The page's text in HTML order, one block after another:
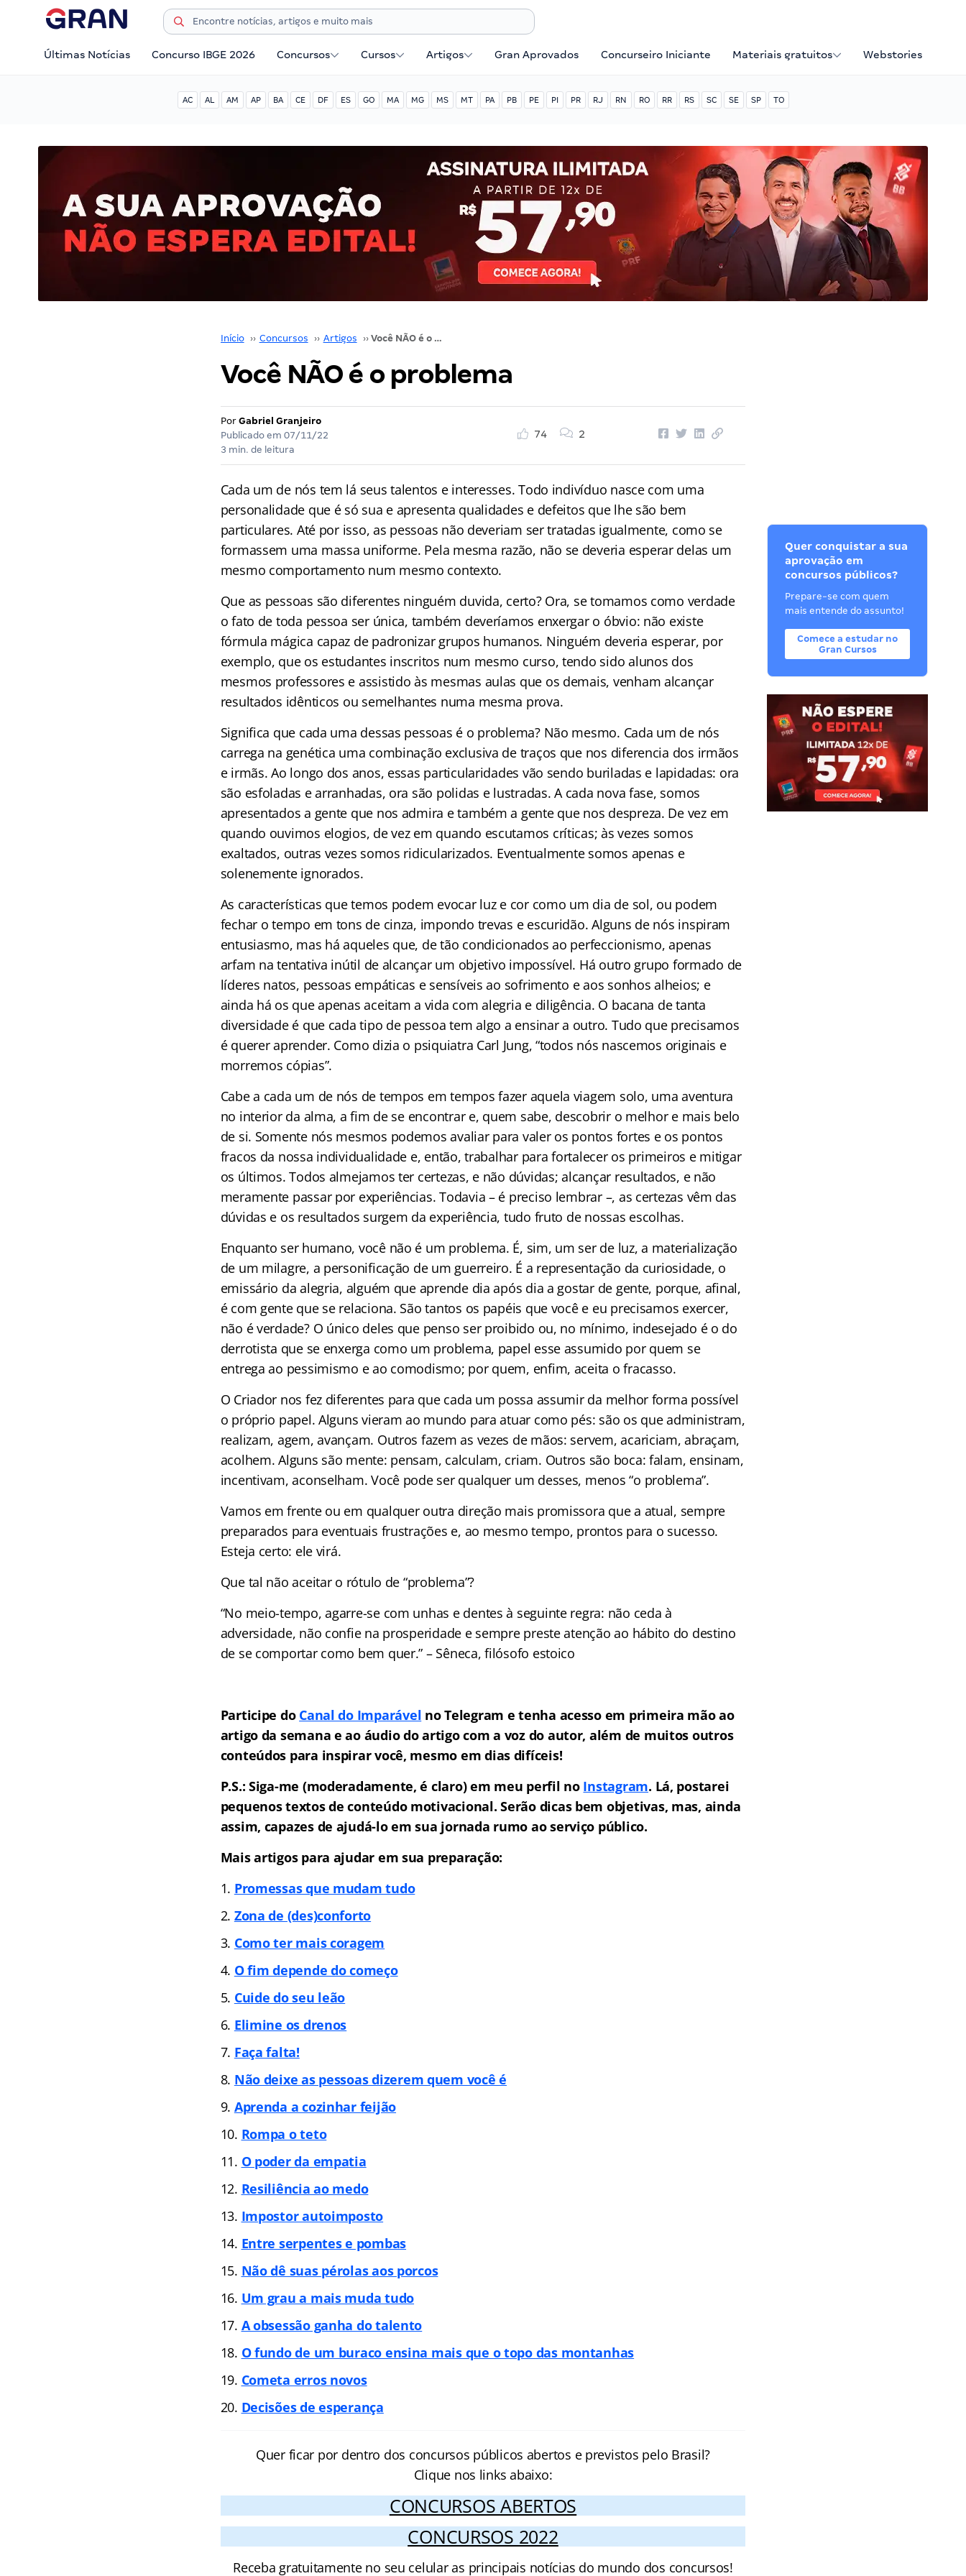
Últimas Notícias Concurso IBGE 2026 Concursos Cursos Artigos Gran Aprovados Concurseiro Iniciante Materiais gratuitos Webstories
AC AL AM AP BA CE DF ES GO MA MG MS MT PA PB PE PI PR RJ RN RO RR RS SC SE SP TO
Início ›› Concursos ›› Artigos ›› Você NÃO é o problema
Você NÃO é o problema
Por Gabriel Granjeiro
Publicado em 07/11/22
3 min. de leitura
74 2
Cada um de nós tem lá seus talentos e interesses. Todo indivíduo nasce com uma
personalidade que é só sua e apresenta qualidades e defeitos que lhe são bem
particulares. Até por isso, as pessoas não deveriam ser tratadas igualmente, como se
formassem uma massa uniforme. Pela mesma razão, não se deveria esperar delas um
mesmo comportamento num mesmo contexto.
Que as pessoas são diferentes ninguém duvida, certo? Ora, se tomamos como verdade
o fato de toda pessoa ser única, também deveríamos enxergar o óbvio: não existe
fórmula mágica capaz de padronizar grupos humanos. Ninguém deveria esperar, por
exemplo, que os estudantes inscritos num mesmo curso, tendo sido alunos dos
mesmos professores e assistido às mesmas aulas que os demais, venham alcançar
resultados idênticos ou semelhantes numa mesma prova.
Significa que cada uma dessas pessoas é o problema? Não mesmo. Cada um de nós
carrega na genética uma combinação exclusiva de traços que nos diferencia dos irmãos
e irmãs. Ao longo dos anos, essas particularidades vão sendo buriladas e lapidadas: ora
são esfoladas e arranhadas, ora são polidas e lustradas. A cada nova fase, somos
apresentados a gente que nos admira e também a gente que nos despreza. De vez em
quando ouvimos elogios, de vez em quando escutamos críticas; às vezes somos
exaltados, outras vezes somos ridicularizados. Eventualmente somos apenas e
solenemente ignorados.
As características que temos podem evocar luz e cor como um dia de sol, ou podem
fechar o tempo em tons de cinza, impondo trevas e escuridão. Alguns de nós inspiram
entusiasmo, mas há aqueles que, de tão condicionados ao perfeccionismo, apenas
arfam na tentativa inútil de alcançar um objetivo impossível. Há outro grupo formado de
líderes natos, pessoas empáticas e sensíveis ao sofrimento e aos sonhos alheios; e
ainda há os que apenas aceitam a vida com alegria e diligência. O bacana de tanta
diversidade é que cada tipo de pessoa tem algo a ensinar a outro. Tudo que precisamos
é querer aprender. Como dizia o psiquiatra Carl Jung, “todos nós nascemos originais e
morremos cópias”.
Cabe a cada um de nós de tempos em tempos fazer aquela viagem solo, uma aventura
no interior da alma, a fim de se encontrar e, quem sabe, descobrir o melhor e mais belo
de si. Somente nós mesmos podemos avaliar para valer os pontos fortes e os pontos
fracos da nossa individualidade e, então, trabalhar para fortalecer os primeiros e mitigar
os últimos. Todos almejamos ter certezas, e não dúvidas; alcançar resultados, e não
meramente passar por experiências. Todavia – é preciso lembrar –, as certezas vêm das
dúvidas e os resultados surgem da experiência, tudo fruto de nossas escolhas.
Enquanto ser humano, você não é um problema. É, sim, um ser de luz, a materialização
de um milagre, a personificação de um guerreiro. É a representação da curiosidade, o
emissário da alegria, alguém que aprende dia após dia a gostar de gente, porque, afinal,
é com gente que se relaciona. São tantos os papéis que você e eu precisamos exercer,
não é verdade? O único deles que penso ser proibido ou, no mínimo, indesejado é o do
derrotista que se enxerga como um problema, papel esse assumido por quem se
entrega ao pessimismo e ao comodismo; por quem, enfim, aceita o fracasso.
O Criador nos fez diferentes para que cada um possa assumir da melhor forma possível
o próprio papel. Alguns vieram ao mundo para atuar como pés: são os que administram,
realizam, agem, avançam. Outros fazem as vezes de mãos: servem, acariciam, abraçam,
acolhem. Alguns são mente: pensam, calculam, criam. Outros são boca: falam, ensinam,
incentivam, aconselham. Você pode ser qualquer um desses, menos “o problema”.
Vamos em frente ou em qualquer outra direção mais promissora que a atual, sempre
preparados para eventuais frustrações e, ao mesmo tempo, prontos para o sucesso.
Esteja certo: ele virá.
Que tal não aceitar o rótulo de “problema”?
“No meio-tempo, agarre-se com unhas e dentes à seguinte regra: não ceda à
adversidade, não confie na prosperidade e sempre preste atenção ao hábito do destino
de se comportar como bem quer.” – Sêneca, filósofo estoico
Participe do Canal do Imparável no Telegram e tenha acesso em primeira mão ao
artigo da semana e ao áudio do artigo com a voz do autor, além de muitos outros
conteúdos para inspirar você, mesmo em dias difíceis!
P.S.: Siga-me (moderadamente, é claro) em meu perfil no Instagram. Lá, postarei
pequenos textos de conteúdo motivacional. Serão dicas bem objetivas, mas, ainda
assim, capazes de ajudá-lo em sua jornada rumo ao serviço público.
Mais artigos para ajudar em sua preparação:
Promessas que mudam tudo
Zona de (des)conforto
Como ter mais coragem
O fim depende do começo
Cuide do seu leão
Elimine os drenos
Faça falta!
Não deixe as pessoas dizerem quem você é
Aprenda a cozinhar feijão
Rompa o teto
O poder da empatia
Resiliência ao medo
Impostor autoimposto
Entre serpentes e pombas
Não dê suas pérolas aos porcos
Um grau a mais muda tudo
A obsessão ganha do talento
O fundo de um buraco ensina mais que o topo das montanhas
Cometa erros novos
Decisões de esperança
Quer ficar por dentro dos concursos públicos abertos e previstos pelo Brasil?
Clique nos links abaixo:
CONCURSOS ABERTOS
CONCURSOS 2022
Receba gratuitamente no seu celular as principais notícias do mundo dos concursos!
Quer conquistar a sua
aprovação em
concursos públicos?
Prepare-se com quem
mais entende do assunto!
Comece a estudar no
Gran Cursos